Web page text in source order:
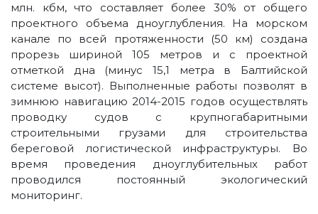
млн. кбм, что составляет более 30% от общего
проектного объема дноуглубления. На морском
канале по всей протяженности (50 км) создана
прорезь шириной 105 метров и с проектной
отметкой дна (минус 15,1 метра в Балтийской
системе высот). Выполненные работы позволят в
зимнюю навигацию 2014-2015 годов осуществлять
проводку судов с крупногабаритными
строительными грузами для строительства
береговой логистической инфраструктуры. Во
время проведения дноуглубительных работ
проводился постоянный экологический
мониторинг.